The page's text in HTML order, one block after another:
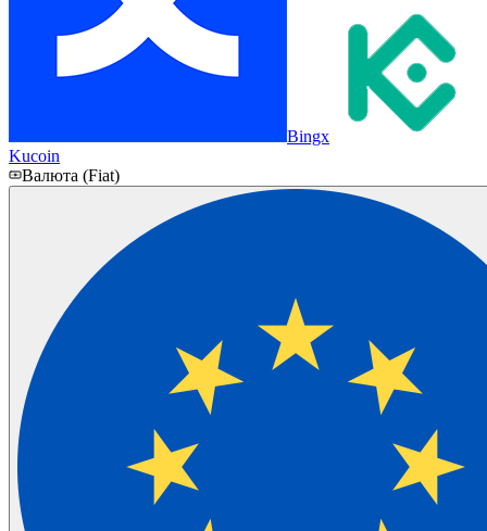
Bingx
Kucoin
Валюта (Fiat)